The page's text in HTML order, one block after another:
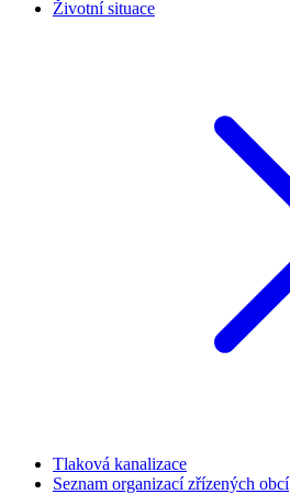
Životní situace
Tlaková kanalizace
Seznam organizací zřízených obcí